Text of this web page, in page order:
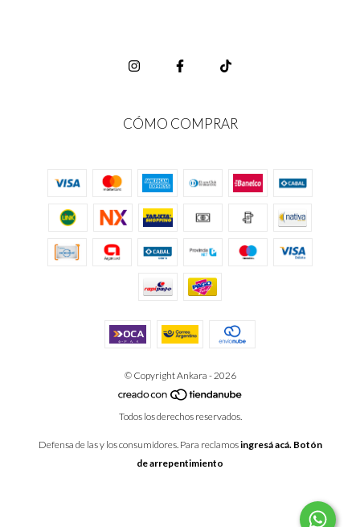
CÓMO COMPRAR
© Copyright Ankara - 2026
Todos los derechos reservados.
Defensa de las y los consumidores. Para reclamosingresá acá. Botón
de arrepentimiento